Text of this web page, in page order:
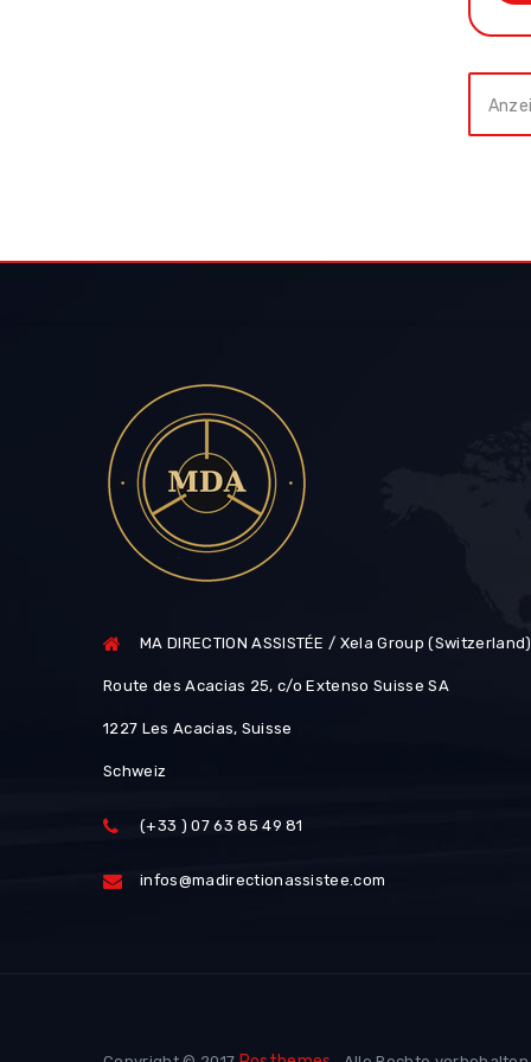
MA DIRECTION ASSISTÉE / Xela Group (Switzerland)
Route des Acacias 25, c/o Extenso Suisse SA
1227 Les Acacias, Suisse
Schweiz
(+33 ) 07 63 85 49 81
infos@madirectionassistee.com